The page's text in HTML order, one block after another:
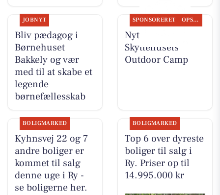
JOBNYT
Bliv pædagog i
Børnehuset
Bakkely og vær
med til at skabe et
legende
børnefællesskab
SPONSORERET OPSLAGSTAVLEN
Nyt fra
Skyttehusets
Outdoor Camp
BOLIGMARKED
Kyhnsvej 22 og 7
andre boliger er
kommet til salg
denne uge i Ry -
se boligerne her.
BOLIGMARKED
Top 6 over dyreste
boliger til salg i
Ry. Priser op til
14.995.000 kr